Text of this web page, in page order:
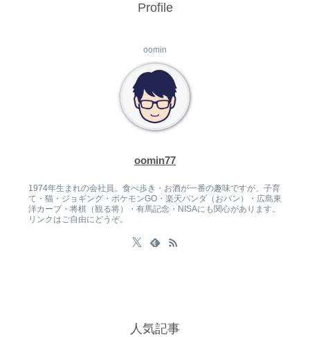
Profile
oomin
oomin77
1974年生まれの会社員。食べ歩き・お酒が一番の趣味ですが、子育
て・猫・ジョギング・ポケモンGO・楽天パンダ（おパン）・広島東
洋カープ・将棋（観る将）・有馬記念・NISAにも関心があります。
リンクはご自由にどうぞ。
人気記事